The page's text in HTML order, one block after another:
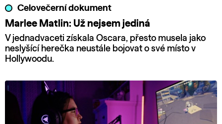
Celovečerní dokument
Marlee Matlin: Už nejsem jediná
V jednadvaceti získala Oscara, přesto musela jako
neslyšící herečka neustále bojovat o své místo v
Hollywoodu.